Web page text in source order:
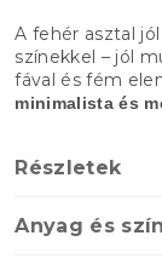
A fehér asztal
színekkel – jól
fával és fém
minimalista és
Részletek
Anyag és szín